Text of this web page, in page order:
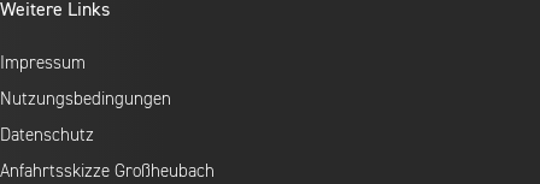
Weitere Links
Impressum
Nutzungsbedingungen
Datenschutz
Anfahrtsskizze Großheubach